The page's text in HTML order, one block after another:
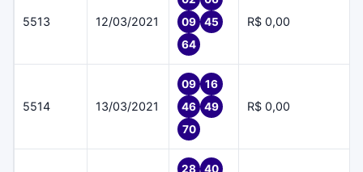
5513 12/03/2021
09
45
64
R$ 0,00
5514 13/03/2021
09
16
46
49
70
R$ 0,00
28
40